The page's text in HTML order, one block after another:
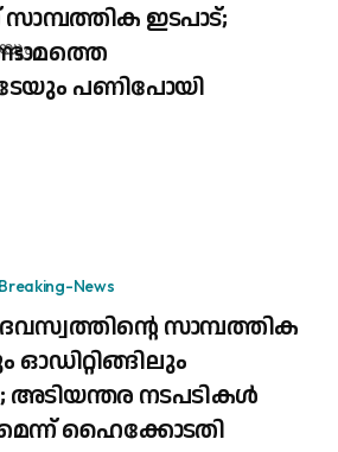
ഇടപാട്;
പണിപോയി
Breaking-News
സാമ്പത്തിക
നടപടികൾ
ഹൈക്കോടതി